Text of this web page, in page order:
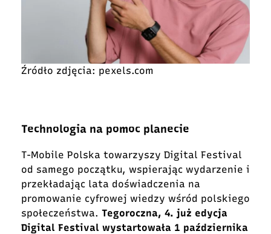
Źródło zdjęcia: pexels.com
Technologia na pomoc planecie
T-Mobile Polska towarzyszy Digital Festival
od samego początku, wspierając wydarzenie i
przekładając lata doświadczenia na
promowanie cyfrowej wiedzy wśród polskiego
społeczeństwa. Tegoroczna, 4. już edycja
Digital Festival wystartowała 1 października